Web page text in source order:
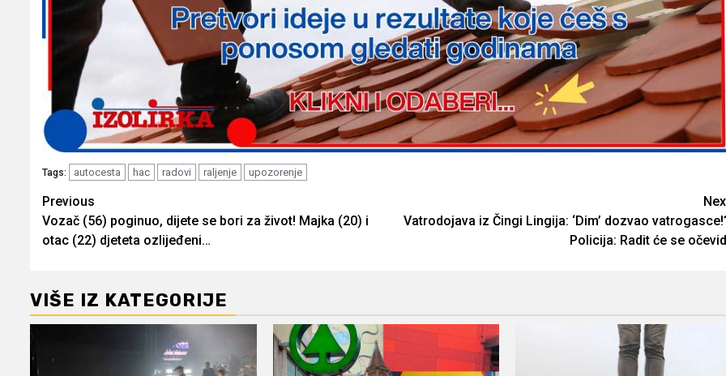
Tags: autocesta hac radovi raljenje upozorenje
Post
navigation
Previous
Vozač (56) poginuo, dijete se bori za život! Majka (20) i
otac (22) djeteta ozlijeđeni…
Vatrodojava iz Čingi Lingija: ‘Dim’ dozvao
Policija: Radit će se
VIŠE IZ KATEGORIJE